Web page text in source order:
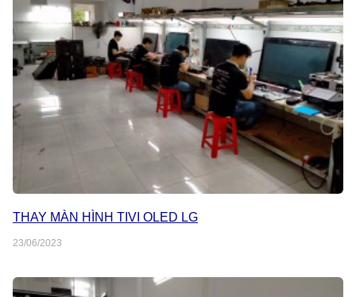
THAY MÀN HÌNH TIVI OLED LG
23/06/2023